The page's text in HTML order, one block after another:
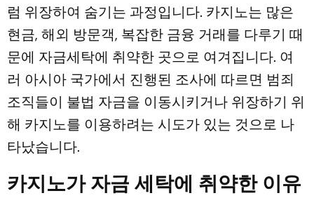
럼 위장하여 숨기는 과정입니다. 카지노는 많은
현금, 해외 방문객, 복잡한 금융 거래를 다루기 때
문에 자금세탁에 취약한 곳으로 여겨집니다. 여
러 아시아 국가에서 진행된 조사에 따르면 범죄
조직들이 불법 자금을 이동시키거나 위장하기 위
해 카지노를 이용하려는 시도가 있는 것으로 나
타났습니다.
카지노가 자금 세탁에 취약한 이유